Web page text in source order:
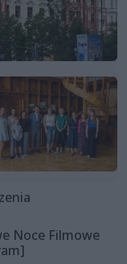
Noce Filmowe